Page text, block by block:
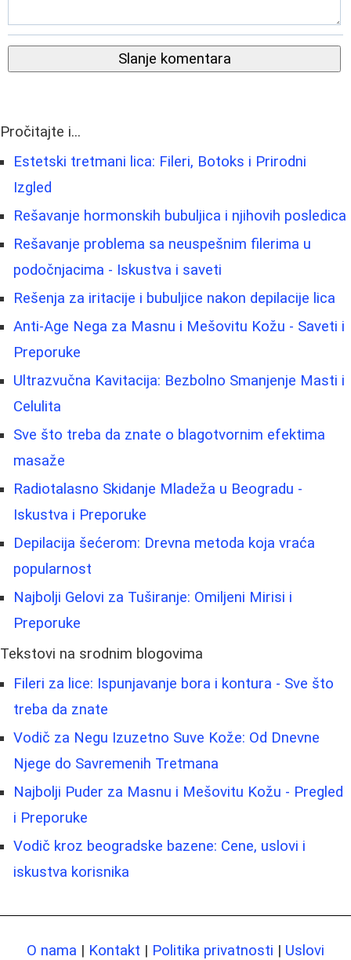
Slanje komentara
Pročitajte i...
Estetski tretmani lica: Fileri, Botoks i Prirodni
Izgled
Rešavanje hormonskih bubuljica i njihovih posledica
Rešavanje problema sa neuspešnim filerima u
podočnjacima - Iskustva i saveti
Rešenja za iritacije i bubuljice nakon depilacije lica
Anti-Age Nega za Masnu i Mešovitu Kožu - Saveti i
Preporuke
Ultrazvučna Kavitacija: Bezbolno Smanjenje Masti i
Celulita
Sve što treba da znate o blagotvornim efektima
masaže
Radiotalasno Skidanje Mladeža u Beogradu -
Iskustva i Preporuke
Depilacija šećerom: Drevna metoda koja vraća
popularnost
Najbolji Gelovi za Tuširanje: Omiljeni Mirisi i
Preporuke
Tekstovi na srodnim blogovima
Fileri za lice: Ispunjavanje bora i kontura - Sve što
treba da znate
Vodič za Negu Izuzetno Suve Kože: Od Dnevne
Njege do Savremenih Tretmana
Najbolji Puder za Masnu i Mešovitu Kožu - Pregled
i Preporuke
Vodič kroz beogradske bazene: Cene, uslovi i
iskustva korisnika
O nama | Kontakt | Politika privatnosti | Uslovi